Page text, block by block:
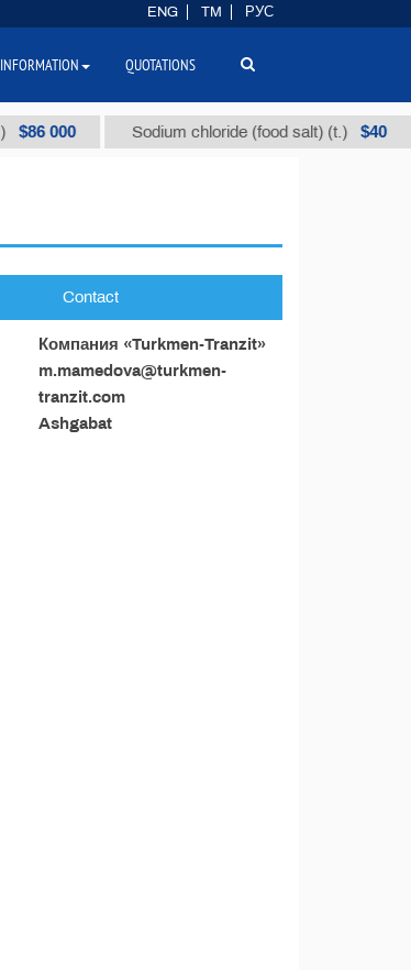
$86 000 Sodium chloride (food salt) (t.) $40
Contact
Компания «Turkmen-Tranzit»
m.mamedova@turkmen-
tranzit.com
Ashgabat
ENG TM РУС
INFORMATION QUOTATIONS